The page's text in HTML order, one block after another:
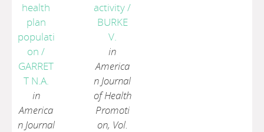
health
plan
populati
on /
GARRET
T N.A.
in
America
n Journal
activity/
BURKE
V.
in
America
n Journal
of Health
Promoti
on, Vol.